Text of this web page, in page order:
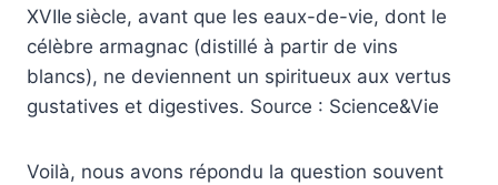
XVIIe siècle, avant que les eaux-de-vie, dont le
célèbre armagnac (distillé à partir de vins
blancs), ne deviennent un spiritueux aux vertus
gustatives et digestives. Source : Science&Vie
Voilà, nous avons répondu la question souvent